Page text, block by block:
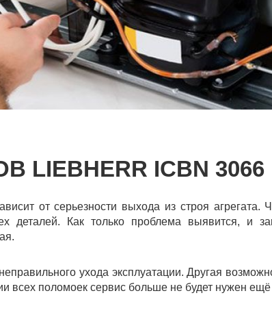
ICBN 3066
от серьезности выхода из строя агрегата.
деталей. Как только проблема выявится, и
ухода эксплуатации. Другая
всех поломоек сервис больше не будет нужен ещё